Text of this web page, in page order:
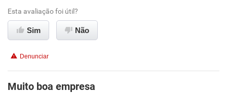
Ambiente de trabalho
Conciliação com a vida familiar
Recomenda esta empresa
Esta avaliação foi útil?
Sim Não
Denunciar
Muito boa empresa